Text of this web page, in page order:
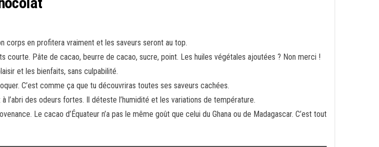
corps en profitera vraiment et les saveurs seront au top.
courte. Pâte de cacao, beurre de cacao, sucre, point. Les huiles végétales ajoutées ? Non merci !
et les bienfaits, sans culpabilité.
C’est comme ça que tu découvriras toutes ses saveurs cachées.
l’abri des odeurs fortes. Il déteste l’humidité et les variations de température.
Le cacao d’Équateur n’a pas le même goût que celui du Ghana ou de Madagascar. C’est tout